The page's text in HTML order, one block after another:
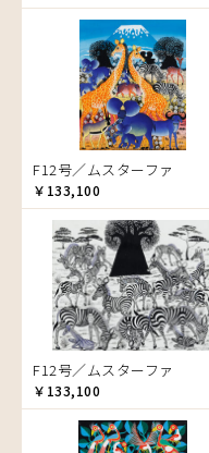
チーター
蝶
チンパンジー
動物たち
鳥
トカゲ
トンボ
日常
ニワトリ
バオバブの木
バッファロー
花
ヒョウ
フクロウ
ブドウの木
フラミンゴ
F12号／ムスターファ
￥133,100
F12号／ムスターファ
￥133,100